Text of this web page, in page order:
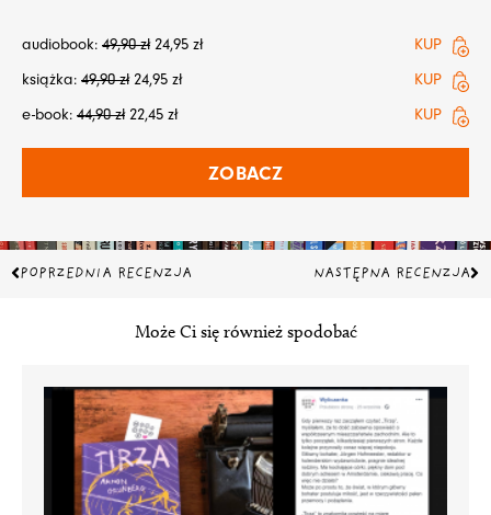
audiobook: 49,90zł 24,95 zł
KUP
książka: 49,90zł 24,95 zł
KUP
e-book: 44,90zł 22,45 zł KUP
ZOBACZ
Prev
POPRZEDNIA RECENZJA NASTĘPNA RECENZJA
Może Ci się również spodobać